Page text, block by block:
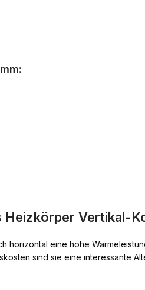
Vertikal-
eine hohe
sind sie eine interessante